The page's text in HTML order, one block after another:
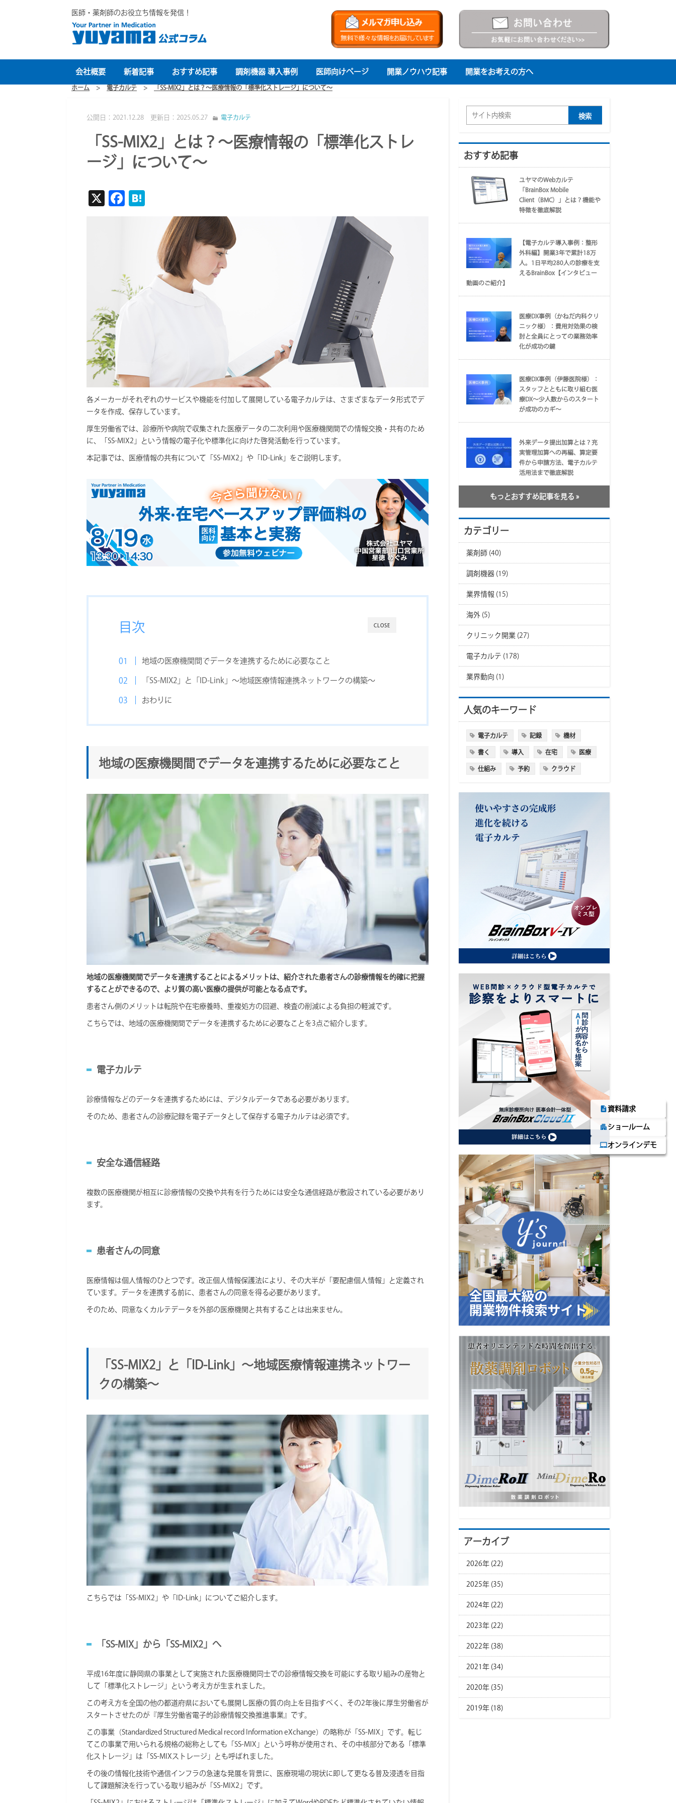
description資料請求
apartment ショールーム
laptop_macオンラインデモ
医師・薬剤師のお役立ち情報を発信！
会社概要 新着記事 おすすめ記事 調剤機器 導入事例 医師向けページ 開業ノウハウ記事 開業をお考えの方へ
ホーム > 電子カルテ > 「SS-MIX2」とは？～医療情報の「標準化ストレージ」について～
公開日：2021.12.28 更新日：2025.05.27 電子カルテ
「SS-MIX2」とは？～医療情報の「標準化ストレ
ージ」について～
X
F
o
k
各メーカーがそれぞれのサービスや機能を付加して展開している電子カルテは、さまざまなデータ形式でデ
ータを作成、保存しています。
厚生労働省では、診療所や病院で収集された医療データの二次利用や医療機関間での情報交換・共有のため
に、「SS-MIX2」という情報の電子化や標準化に向けた啓発活動を行っています。
本記事では、医療情報の共有について「SS-MIX2」や「ID-Link」をご説明します。
CLOSE
目次
地域の医療機関間でデータを連携するために必要なこと
「SS-MIX2」と「ID-Link」～地域医療情報連携ネットワークの構築～
おわりに
地域の医療機関間でデータを連携するために必要なこと
地域の医療機関間でデータを連携することによるメリットは、紹介された患者さんの診療情報を的確に把握
することができるので、より質の高い医療の提供が可能となる点です。
患者さん側のメリットは転院や在宅療養時、重複処方の回避、検査の削減による負担の軽減です。
こちらでは、地域の医療機関間でデータを連携するために必要なことを3点ご紹介します。
電子カルテ
診療情報などのデータを連携するためには、デジタルデータである必要があります。
そのため、患者さんの診療記録を電子データとして保存する電子カルテは必須です。
安全な通信経路
複数の医療機関が相互に診療情報の交換や共有を行うためには安全な通信経路が敷設されている必要があり
ます。
患者さんの同意
医療情報は個人情報のひとつです。改正個人情報保護法により、その大半が「要配慮個人情報」と定義され
ています。データを連携する前に、患者さんの同意を得る必要があります。
そのため、同意なくカルテデータを外部の医療機関と共有することは出来ません。
「SS-MIX2」と「ID-Link」～地域医療情報連携ネットワー
クの構築～
こちらでは「SS-MIX2」や「ID-Link」についてご紹介します。
「SS-MIX」から「SS-MIX2」へ
平成16年度に静岡県の事業として実施された医療機関同士での診療情報交換を可能にする取り組みの産物と
して「標準化ストレージ」という考え方が生まれました。
この考え方を全国の他の都道府県においても展開し医療の質の向上を目指すべく、その2年後に厚生労働省が
スタートさせたのが『厚生労働省電子的診療情報交換推進事業』です。
この事業（Standardized Structured Medical record Information eXchange）の略称が「SS-MIX」です。転じ
てこの事業で用いられる規格の総称としても「SS-MIX」という呼称が使用され、その中核部分である「標準
化ストレージ」は「SS-MIXストレージ」とも呼ばれました。
その後の情報化技術や通信インフラの急速な発展を背景に、医療現場の現状に即して更なる普及浸透を目指
して課題解決を行っている取り組みが「SS-MIX2」です。
おすすめ記事
ユヤマのWebカルテ
「BrainBox Mobile
Client（BMC）」とは？機能や
特徴を徹底解説
【電子カルテ導入事例：整形
外科編】開業3年で累計18万
人。1日平均280人の診療を支
えるBrainBox【インタビュー
動画のご紹介】
医療DX事例（かねだ内科クリ
ニック様）：費用対効果の検
討と全員にとっての業務効率
化が成功の鍵
医療DX事例（伊藤医院様）：
スタッフとともに取り組む医
療DX～少人数からのスタート
が成功のカギ～
外来データ提出加算とは？充
実管理加算への再編、算定要
件から申請方法、電子カルテ
活用法まで徹底解説
もっとおすすめ記事を見る »
カテゴリー
薬剤師 (40)
調剤機器 (19)
業界情報 (15)
海外 (5)
クリニック開業 (27)
電子カルテ (178)
業界動向 (1)
人気のキーワード
電子カルテ 記録 機材
書く 導入 在宅 医療
仕組み 予約 クラウド
アーカイブ
2026年 (22)
2025年 (35)
2024年 (22)
2023年 (22)
2022年 (38)
2021年 (34)
2020年 (35)
2019年 (18)